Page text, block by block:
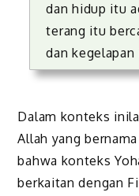
dan hidup itu
terang itu
dan
Dalam konteks
Allah yang
bahwa konteks
berkaitan dengan